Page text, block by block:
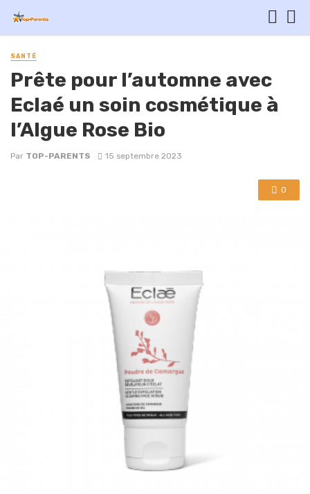
SANTÉ
Prête pour l’automne avec
Eclaé un soin cosmétique à
l’Algue Rose Bio
Par TOP-PARENTS 15 septembre 2023
0